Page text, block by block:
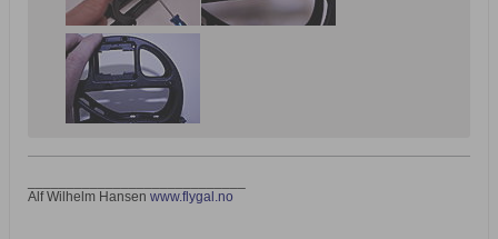
Alf Wilhelm Hansen www.flygal.no